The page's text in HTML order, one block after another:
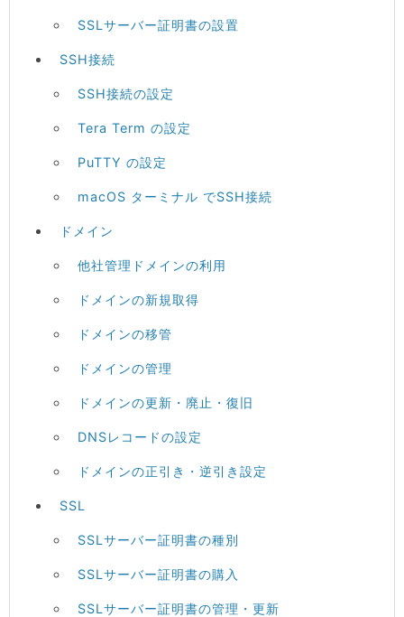
SSLサーバー証明書の設置
SSH接続
SSH接続の設定
Tera Term の設定
PuTTY の設定
macOS ターミナル でSSH接続
ドメイン
他社管理ドメインの利用
ドメインの新規取得
ドメインの移管
ドメインの管理
ドメインの更新・廃止・復旧
DNSレコードの設定
ドメインの正引き・逆引き設定
SSL
SSLサーバー証明書の種別
SSLサーバー証明書の購入
SSLサーバー証明書の管理・更新